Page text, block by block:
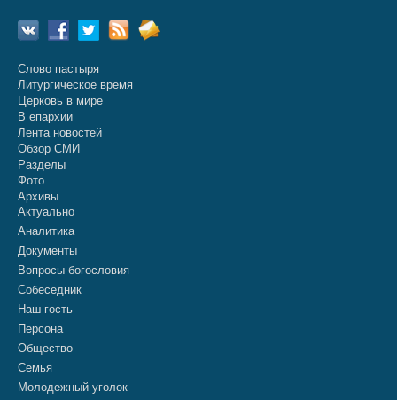
Слово пастыря
Литургическое время
Церковь в мире
В епархии
Лента новостей
Обзор СМИ
Разделы
Фото
Архивы
Актуально
Аналитика
Документы
Вопросы богословия
Собеседник
Наш гость
Персона
Общество
Семья
Молодежный уголок